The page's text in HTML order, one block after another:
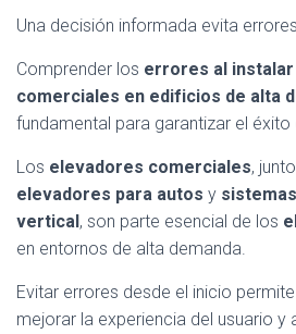
Una decisión informada evita
Comprender los errores al
comerciales en edificios de alta
fundamental para garantizar el
Los elevadores comerciales,
elevadores para autos y
vertical, son parte esencial de los
en entornos de alta demanda.
Evitar errores desde el inicio
mejorar la experiencia del usuario y